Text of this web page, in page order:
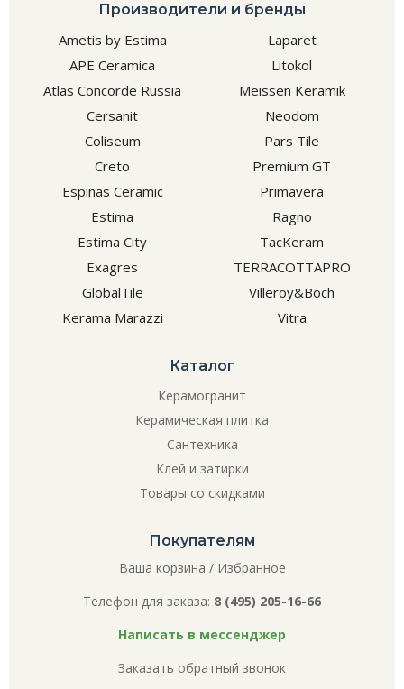
Производители и бренды
Ametis by Estima
APE Ceramica
Atlas Concorde Russia
Cersanit
Coliseum
Creto
Espinas Ceramic
Estima
Estima City
Exagres
GlobalTile
Kerama Marazzi
Laparet
Litokol
Meissen Keramik
Neodom
Pars Tile
Premium GT
Primavera
Ragno
TacKeram
TERRACOTTAPRO
Villeroy&Boch
Vitra
Каталог
Керамогранит
Керамическая плитка
Сантехника
Клей и затирки
Товары со скидками
Покупателям
Ваша корзина / Избранное
Телефон для заказа: 8 (495) 205-16-66
Написать в мессенджер
Заказать обратный звонок